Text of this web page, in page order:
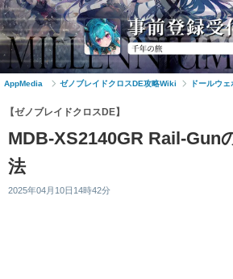
AppMedia ゼノブレイドクロスDE攻略Wiki ドールウェ
【ゼノブレイドクロスDE】
MDB-XS2140GR Rail-Gun
法
2025年04月10日14時42分